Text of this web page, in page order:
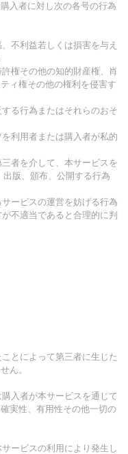
入者に対し次の各号の行為
不利益若しくは損害を与え
権その他の知的財産権、肖
ィ権その他の権利を侵害す
る行為またはそれらのおそ
利用者または購入者が私的
者を介して、本サービスを
版、頒布、公開する行為
ービスの運営を妨げる行為
不適当であると合理的に判
とによって第三者に生じた
ん。
入者が本サービスを通じて
実性、有用性その他一切の
ービスの利用により発生し